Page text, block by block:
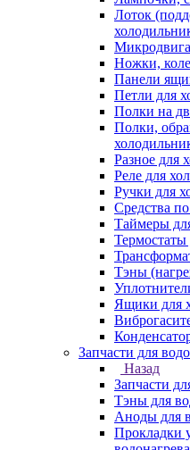
Лоток
Ножки,
Панели
Петли для
Полки на
Полки,
Разное для
Реле для
Ручки для
Средства
Таймеры
Термостаты
Тэны
Ящики для
Запчасти для
Назад
Запчасти
Тэны для
Аноды для
Прокладки